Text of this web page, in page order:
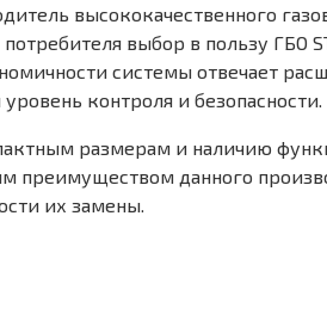
высококачественного
потребителя выбор в пользу
системы отвечает
контроля и безопасности.
размерам и наличию
преимуществом данного
их замены.